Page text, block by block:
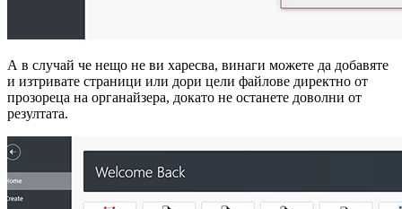
А в случай че нещо не ви харесва, винаги можете да добавяте
и изтривате страници или дори цели файлове директно от
прозореца на органайзера, докато не останете доволни от
резултата.